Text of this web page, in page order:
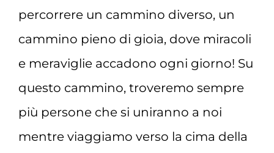
percorrere un cammino diverso, un
cammino pieno di gioia, dove miracoli
e meraviglie accadono ogni giorno! Su
questo cammino, troveremo sempre
più persone che si uniranno a noi
mentre viaggiamo verso la cima della